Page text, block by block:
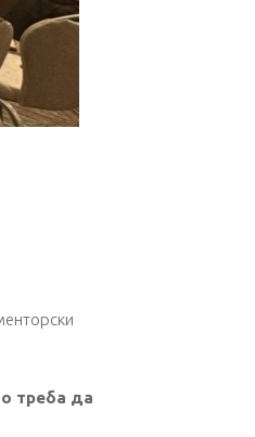
треба да